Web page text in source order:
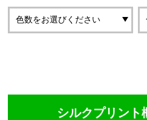
シルクプリント